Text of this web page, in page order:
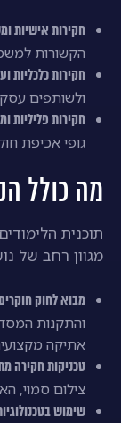
חקירות אישיות
הקשורות
חקירות כלכליות
ולשותפים
חקירות פליליות
גופי אכיפת
מה כולל
תוכנית
מגוון רחב של
מבוא לחוק
והתקנות
אתיקה
טכניקות חקירה
צילום סמוי,
שימוש